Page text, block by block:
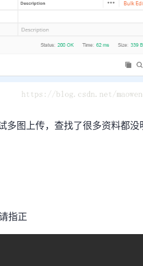
多图上传，查找了很多资料都没
指正